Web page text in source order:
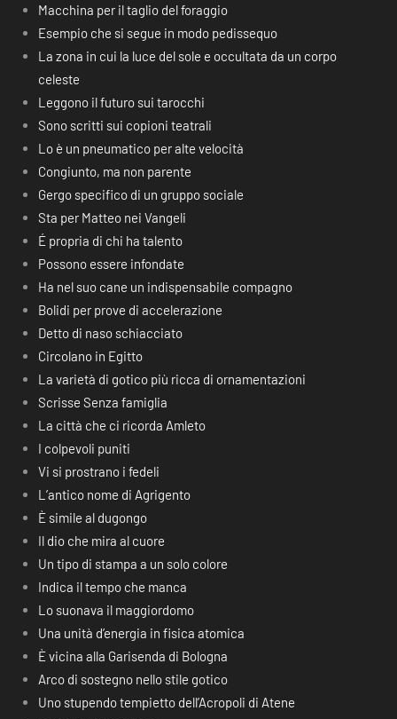
Macchina per il taglio del foraggio
Esempio che si segue in modo pedissequo
La zona in cui la luce del sole e occultata da un corpo
celeste
Leggono il futuro sui tarocchi
Sono scritti sui copioni teatrali
Lo è un pneumatico per alte velocità
Congiunto, ma non parente
Gergo specifico di un gruppo sociale
Sta per Matteo nei Vangeli
É propria di chi ha talento
Possono essere infondate
Ha nel suo cane un indispensabile compagno
Bolidi per prove di accelerazione
Detto di naso schiacciato
Circolano in Egitto
La varietà di gotico più ricca di ornamentazioni
Scrisse Senza famiglia
La città che ci ricorda Amleto
I colpevoli puniti
Vi si prostrano i fedeli
L’antico nome di Agrigento
È simile al dugongo
Il dio che mira al cuore
Un tipo di stampa a un solo colore
Indica il tempo che manca
Lo suonava il maggiordomo
Una unità d’energia in fisica atomica
È vicina alla Garisenda di Bologna
Arco di sostegno nello stile gotico
Uno stupendo tempietto dell’Acropoli di Atene